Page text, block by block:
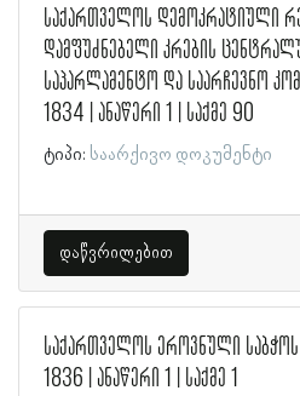
საქართველოს დემოკრატიული
დამფუძნებელი კრების
საპარლამენტო და საარჩევნო
1834 | ანაწერი 1 | საქმე 90
ტიპი: საარქივო დოკუმენტი
დაწვრილებით
საქართველოს ეროვნული
1836 | ანაწერი 1 | საქმე 1